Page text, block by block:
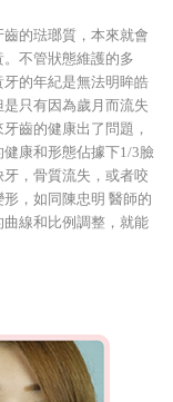
的琺瑯質，本來就會
不管狀態維護的多
的年紀是無法明眸皓
只有因為歲月而流失
齒的健康出了問題，
康和形態佔據下1/3臉
，骨質流失，或者咬
，如同陳忠明 醫師的
線和比例調整，就能